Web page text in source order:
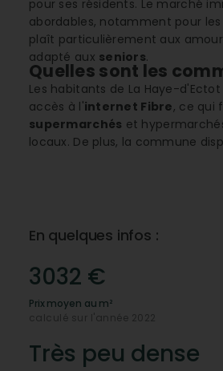
pour ses résidents. Le marché
abordables, notamment pour les
plaît particulièrement aux
adapté aux seniors.
Quelles sont les
Les habitants de La Haye-
accès à l'internet Fibre, ce qui
supermarchés et
locaux. De plus, la commune
Pourquoi choisir La
et à la tranquillité. Les services
La Haye-d'Ectot : Un
Bien située pour les amateurs de
d'activités telles que la voile et
apprécient le contact avec la
En quelques infos :
3032 €
Prix moyen au m²
calculé sur l'année 2022
Très peu dense